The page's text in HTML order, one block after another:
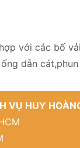
với các bố
dẫn
VỤ HUY